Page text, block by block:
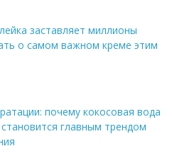
заставляет миллионы
о самом важном креме этим
почему кокосовая вода
главным трендом